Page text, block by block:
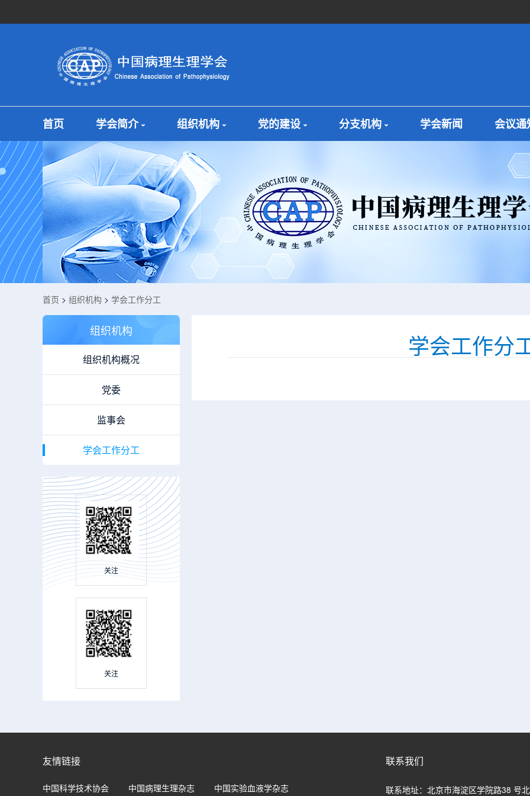
首页 学会简介 组织机构 党的建设 分支机构 学会新闻 会议通
首页 > 组织机构 > 学会工作分工
组织机构
组织机构概况
党委
监事会
学会工作分工
关注
关注
学会工作分
友情链接
中国科学技术协会 中国病理生理杂志 中国实验血液学杂志
联系我们
联系地址：北京市海淀区学院路38 号